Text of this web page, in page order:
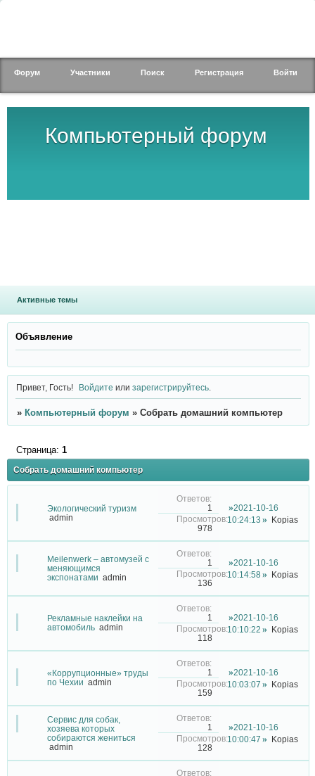
Компьютерный форум
Форум Участники Поиск Регистрация Войти
Активные темы
Объявление
Привет, Гость! Войдите илизарегистрируйтесь
» Компьютерный форум » Собрать домашний компьютер
Собрать домашний компьютер
Страница: 1
Экологический туризм
admin
1
978
2021-10-16
10:24:13
Kopias
Meilenwerk – автомузей с
меняющимся
экспонатами admin
1
136
2021-10-16
10:14:58
Kopias
Рекламные наклейки на
автомобиль admin
1
118
2021-10-16
10:10:22
Kopias
«Коррупционные» труды
по Чехии admin
1
159
2021-10-16
10:03:07
Kopias
Сервис для собак,
хозяева которых
собираются жениться
admin
1
128
2021-10-16
10:00:47
Kopias